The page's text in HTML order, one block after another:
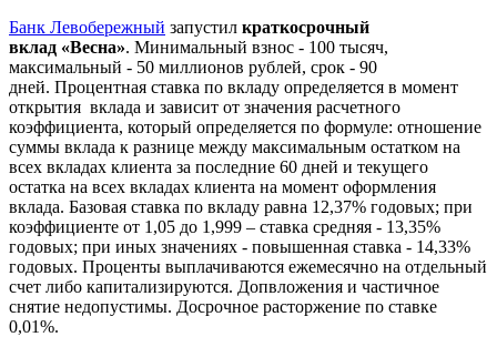
Банк Левобережный запустил краткосрочный
вклад «Весна». Минимальный взнос - 100 тысяч,
максимальный - 50 миллионов рублей, срок - 90
дней. Процентная ставка по вкладу определяется в момент
открытия вклада и зависит от значения расчетного
коэффициента, который определяется по формуле: отношение
суммы вклада к разнице между максимальным остатком на
всех вкладах клиента за последние 60 дней и текущего
остатка на всех вкладах клиента на момент оформления
вклада. Базовая ставка по вкладу равна 12,37% годовых; при
коэффициенте от 1,05 до 1,999 – ставка средняя - 13,35%
годовых; при иных значениях - повышенная ставка - 14,33%
годовых. Проценты выплачиваются ежемесячно на отдельный
счет либо капитализируются. Допвложения и частичное
снятие недопустимы. Досрочное расторжение по ставке
0,01%.